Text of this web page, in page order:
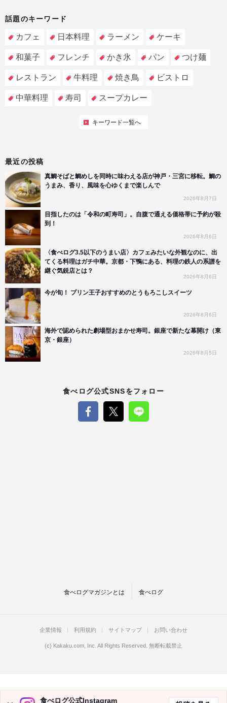
話題のキーワード
カフェ 日本料理 ラーメン ケーキ
和菓子 フレンチ かき氷 パン つけ麺
レストラン 牛料理 焼き鳥 ビストロ
中華料理 寿司 スープカレー
キーワード一覧へ
最近の投稿
真鯛そばと鯛めしを同時に味わえる店が神戸・三宮に移転。鯛の
うまみ、香り、風味を心ゆくまで楽しんで
2026年8月7日
目指したのは「令和の町寿司」。自腹で通える価格帯に予約が殺
到！
2026年8月6日
〈食べログ3.5以下のうまい店〉カフェみたいな外観なのに、出
てくる料理はガチ中華。京都・下鴨にある、料理の鉄人の系譜を
継ぐ気鋭店とは？
2026年8月6日
今が旬！ プリン王子おすすめのとうもろこしスイーツ
2026年8月6日
海外で認められた劇場型おまかせ寿司。銀座で新たな幕開け（東
京・銀座）
2026年8月5日
食べログ公式SNSをフォロー
食べログマガジンとは 食べログ
食べログ公式Instagram
企業情報 利用規約 サイトマップ お問い合わせ
(c) Kakaku.com, Inc. All Rights Reserved. 無断転載禁止